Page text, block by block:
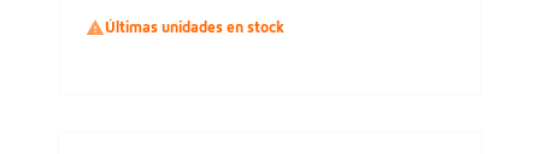
Últimas unidades en stock